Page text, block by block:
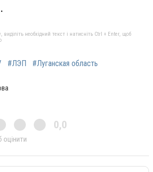
необхідний текст і натисніть Ctrl + Enter, щоб
#ЛЭП #Луганская область
0,0
оцінити